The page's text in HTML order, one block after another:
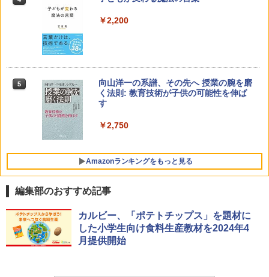
￥2,200
5
向山洋一の系譜、その先へ 授業の腕を磨
く法則: 教育技術が子供の可能性を伸ば
す
￥2,750
Amazonランキングをもっと見る
1
パイロット スイスイおえかき for Study
何回も書ける! れんしゅうボード ひらが
な・カタカナ・すうじ・ABC 3歳以上 知
育
1
タッチペンで音が聞ける!はじめてずかん
1000 英語つき ([バラエティ])
￥5,478
1
ThinkFun ボードゲーム 「サーキット・
メイズ」 配線回路をプログラミングする
日本語説明書付 8歳~ 76341 誕生日 クリ
スマス
編集部のおすすめ記事
カルビー、「ポテトチップス」を題材に
した小学生向け食料生産教材を2024年4
月提供開始